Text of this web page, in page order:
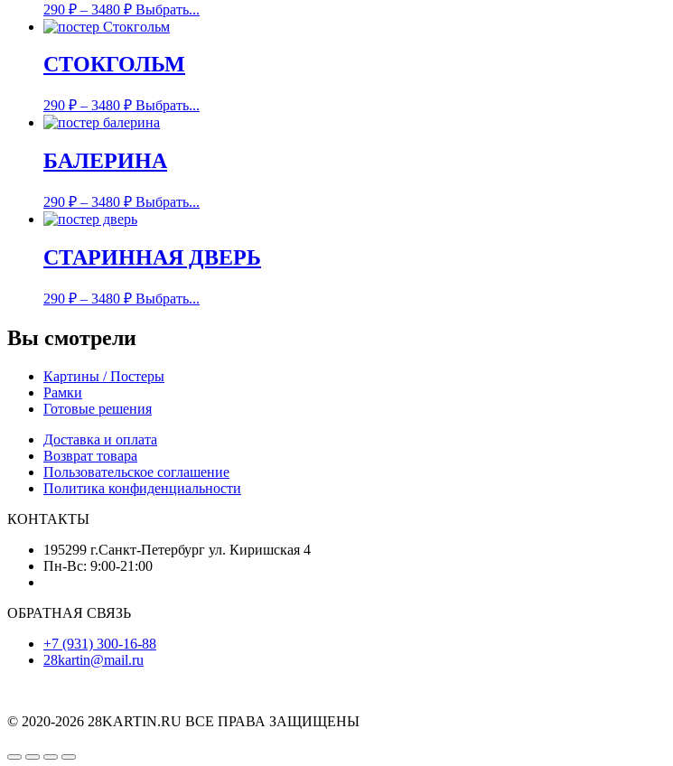
290 ₽ – 3480 ₽ Выбрать...
СТОКГОЛЬМ
290 ₽ – 3480 ₽ Выбрать...
БАЛЕРИНА
290 ₽ – 3480 ₽ Выбрать...
СТАРИННАЯ ДВЕРЬ
290 ₽ – 3480 ₽ Выбрать...
Вы смотрели
Картины / Постеры
Рамки
Готовые решения
Доставка и оплата
Возврат товара
Пользовательское соглашение
Политика конфиденциальности
КОНТАКТЫ
195299 г.Санкт-Петербург ул. Киришская 4
Пн-Вс: 9:00-21:00
ОБРАТНАЯ СВЯЗЬ
+7 (931) 300-16-88
28kartin@mail.ru
© 2020-2026 28KARTIN.RU ВСЕ ПРАВА ЗАЩИЩЕНЫ